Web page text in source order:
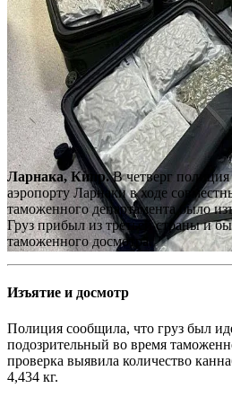
Ларнака, Кипр.В четверг
аэропорту Ларнаки в ходе
таможенного департамента было
Груз прибыл из третьей страны и
таможенного досмотра.
Изъятие и досмотр
Полиция сообщила, что груз был
подозрительный во время
проверка выявила количество
4,434 кг.